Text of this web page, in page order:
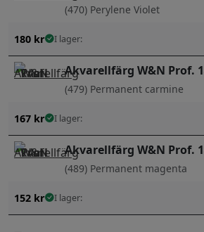
(470) Perylene Violet
180 kr I lager:
Akvarellfärg W&N Prof.
(479) Permanent carmine
167 kr I lager:
Akvarellfärg W&N Prof.
(489) Permanent magenta
152 kr I lager: